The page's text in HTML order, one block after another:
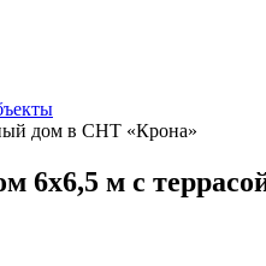
дом в СНТ «Крона»
6х6,5 м с